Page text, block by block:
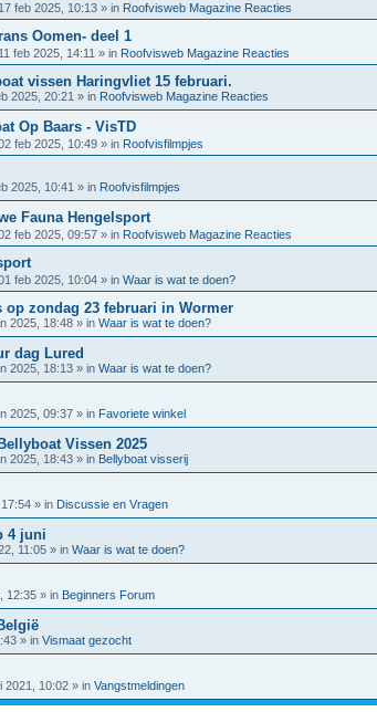
17 feb 2025, 10:13 » in Roofvisweb Magazine Reacties
Oomen- deel 1
11 feb 2025, 14:11 » in Roofvisweb Magazine Reacties
vissen Haringvliet 15 februari.
2025, 20:21 » in Roofvisweb Magazine Reacties
Op Baars - VisTD
feb 2025, 10:49 » in Roofvisfilmpjes
2025, 10:41 » in Roofvisfilmpjes
Fauna Hengelsport
feb 2025, 09:57 » in Roofvisweb Magazine Reacties
feb 2025, 10:04 » in Waar is wat te doen?
op zondag 23 februari in Wormer
2025, 18:48 » in Waar is wat te doen?
dag Lured
2025, 18:13 » in Waar is wat te doen?
2025, 09:37 » in Favoriete winkel
Vissen 2025
2025, 18:43 » in Bellyboat visserij
» in Discussie en Vragen
4 juni
11:05 » in Waar is wat te doen?
12:35 » in Beginners Forum
» in Vismaat gezocht
2021, 10:02 » in Vangstmeldingen